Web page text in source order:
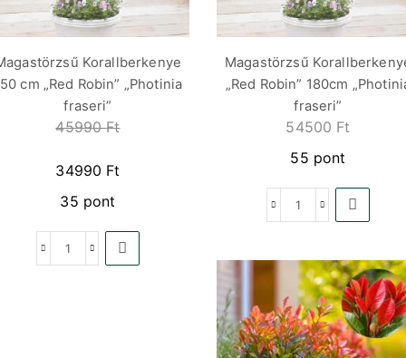
Korallberkenye
cm „Red Robin” „Photinia
fraseri”
45990Ft
34990 Ft
35 pont
Magastörzsű
„Red Robin” 180cm
fraseri”
54500 Ft
55 pont